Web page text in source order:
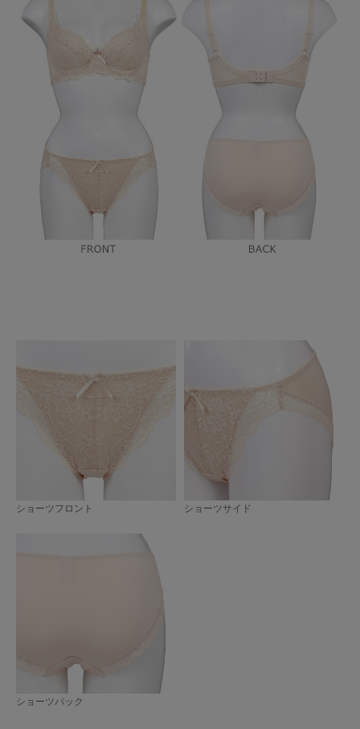
ショーツフロント ショーツサイド
ショーツバック